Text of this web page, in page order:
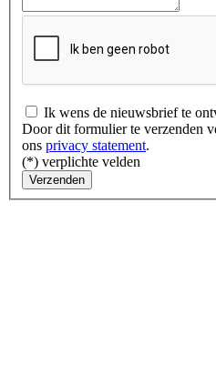
Ik wens de nieuwsbrief te
Door dit formulier te verzenden
ons privacy statement.
(*) verplichte velden
Verzenden